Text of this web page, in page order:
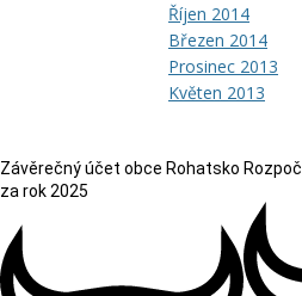
Říjen 2014
Březen 2014
Prosinec 2013
Květen 2013
Závěrečný účet obce Rohatsko
za rok 2025